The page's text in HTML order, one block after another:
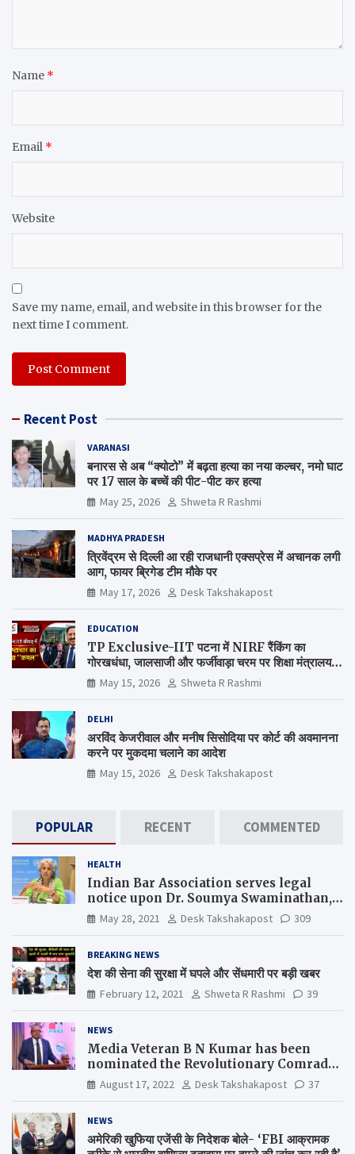
Name *
Email *
Website
Save my name, email, and website in this browser for the
next time I comment.
Recent Post
VARANASI
बनारस से अब “क्योटो” में बढ़ता हत्या का नया कल्चर, नमो घाट
पर 17 साल के बच्चें की पीट-पीट कर हत्या
May 25, 2026 Shweta R Rashmi
MADHYA PRADESH
त्रिवेंद्रम से दिल्ली आ रही राजधानी एक्सप्रेस में अचानक लगी
आग, फायर ब्रिगेड टीम मौके पर
May 17, 2026 Desk Takshakapost
EDUCATION
TP Exclusive-IIT पटना में NIRF रैंकिंग का
गोरखधंधा, जालसाजी और फर्जीवाड़ा चरम पर शिक्षा मंत्रालय
कब जागेगा ?
May 15, 2026 Shweta R Rashmi
DELHI
अरविंद केजरीवाल और मनीष सिसोदिया पर कोर्ट की अवमानना
करने पर मुकदमा चलाने का आदेश
May 15, 2026 Desk Takshakapost
POPULAR RECENT COMMENTED
HEALTH
Indian Bar Association serves legal
notice upon Dr. Soumya Swaminathan,
the Chief Scientist, WHO
May 28, 2021 Desk Takshakapost 309
BREAKING NEWS
देश की सेना की सुरक्षा में घपले और सेंधमारी पर बड़ी खबर
February 12, 2021 Shweta R Rashmi 39
NEWS
Media Veteran B N Kumar has been
nominated the Revolutionary Comrade
Shiv Varma Media Award 2022-23
August 17, 2022 Desk Takshakapost 37
NEWS
अमेरिकी खुफिया एजेंसी के निदेशक बोले- ‘FBI आक्रामक